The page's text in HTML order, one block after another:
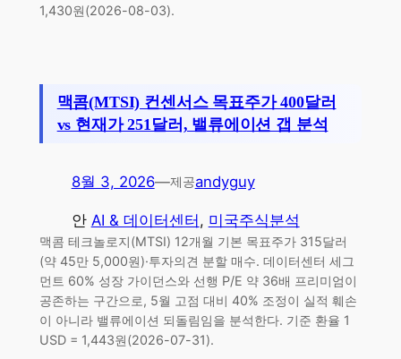
1,430원(2026-08-03).
맥콤(MTSI) 컨센서스 목표주가 400달러
vs 현재가 251달러, 밸류에이션 갭 분석
8월 3, 2026—제공andyguy
안 AI & 데이터센터, 미국주식분석
맥콤 테크놀로지(MTSI) 12개월 기본 목표주가 315달러
(약 45만 5,000원)·투자의견 분할 매수. 데이터센터 세그
먼트 60% 성장 가이던스와 선행 P/E 약 36배 프리미엄이
공존하는 구간으로, 5월 고점 대비 40% 조정이 실적 훼손
이 아니라 밸류에이션 되돌림임을 분석한다. 기준 환율 1
USD = 1,443원(2026-07-31).